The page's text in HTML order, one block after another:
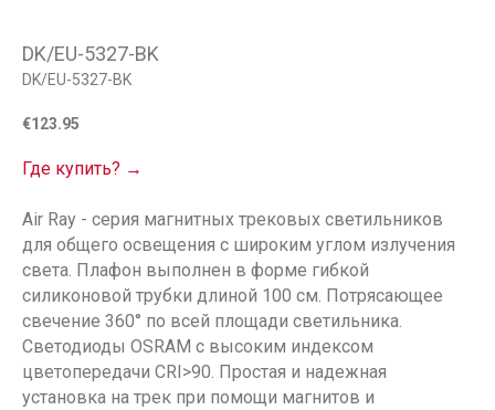
DK/EU-5327-BK
DK/EU-5327-BK
€123.95
Где купить? →
Air Ray - серия магнитных трековых светильников
для общего освещения с широким углом излучения
света. Плафон выполнен в форме гибкой
силиконовой трубки длиной 100 см. Потрясающее
свечение 360° по всей площади светильника.
Светодиоды OSRAM с высоким индексом
цветопередачи CRI>90. Простая и надежная
установка на трек при помощи магнитов и